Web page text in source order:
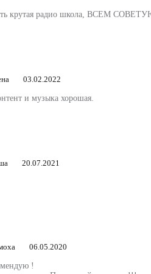
крутая радио школа, ВСЕМ
03.02.2022
и музыка хорошая.
20.07.2021
06.05.2020
!